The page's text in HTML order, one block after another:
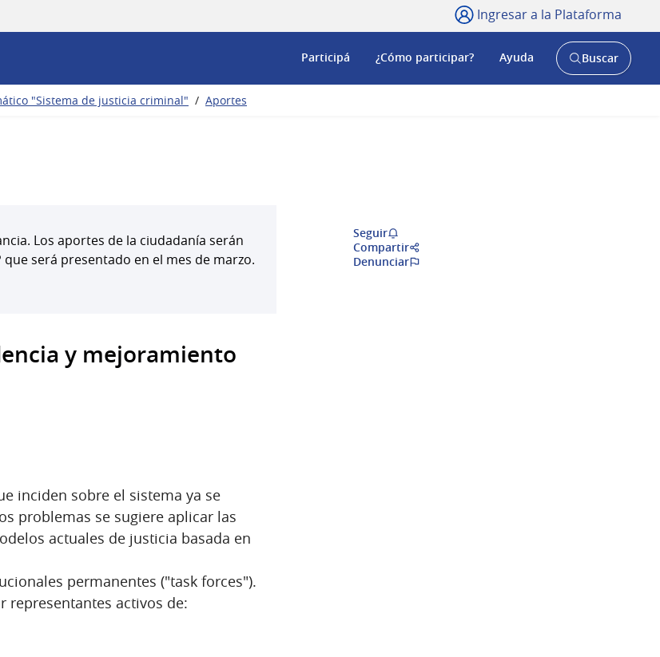
Ingresar a la Plataforma
Participá ¿Cómo participar? Ayuda
AbrirBuscar
"Sistema de justicia criminal" / Aportes
Los aportes de la ciudadanía serán
será presentado en el mes de marzo.
y mejoramiento
inciden sobre el sistema ya se
problemas se sugiere aplicar las
actuales de justicia basada en
permanentes ("task forces").
representantes activos de:
Seguir
Compartir
Denunciar